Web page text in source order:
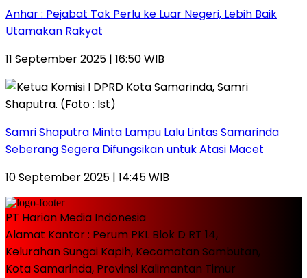
Anhar : Pejabat Tak Perlu ke Luar Negeri, Lebih Baik
Utamakan Rakyat
11 September 2025 | 16:50 WIB
Samri Shaputra Minta Lampu Lalu Lintas Samarinda
Seberang Segera Difungsikan untuk Atasi Macet
10 September 2025 | 14:45 WIB
PT Harian Media Indonesia
Alamat Kantor : Perum PKL Blok D RT 14,
Kelurahan Sungai Kapih, Kecamatan Sambutan,
Kota Samarinda, Provinsi Kalimantan Timur